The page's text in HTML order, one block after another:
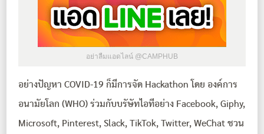
อย่าลืมแอดไลน์ @CAMPHUB
อย่างปัญหา COVID-19 ก็มีการจัด Hackathon โดย องค์การ
อนามัยโลก (WHO) ร่วมกับบรัษัทไอทีอย่าง Facebook, Giphy,
Microsoft, Pinterest, Slack, TikTok, Twitter, WeChat ชวน